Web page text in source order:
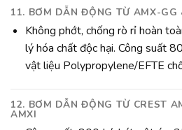
11. BƠM DẪN ĐỘNG TỪ AMX-GG
Không phớt, chống rò rỉ hoàn
lý hóa chất độc hại. Công suất
vật liệu Polypropylene/EFTE
12. BƠM DẪN ĐỘNG TỪ CREST
AMXI